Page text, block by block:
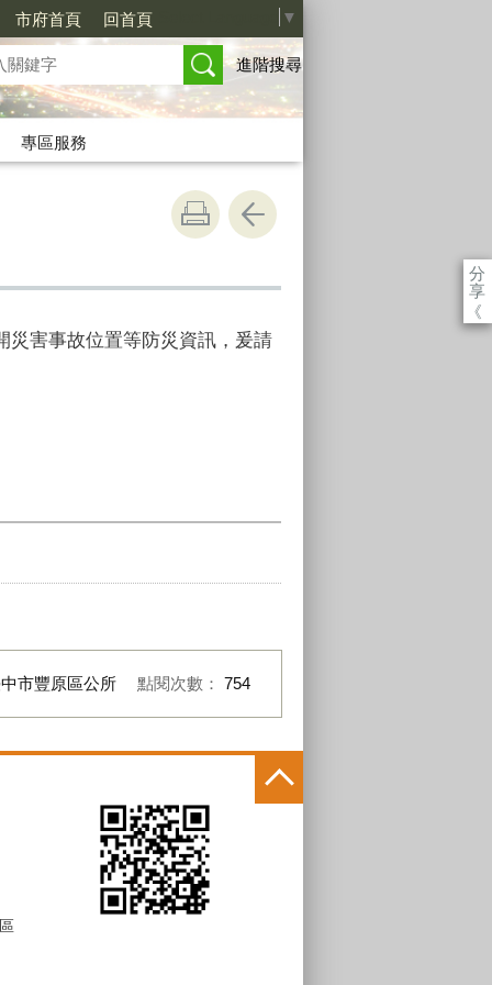
市府首頁 回首頁 ▼
進階搜尋
專區服務
分
享
《
災害事故位置等防災資訊，爰請
市豐原區公所 點閱次數： 754